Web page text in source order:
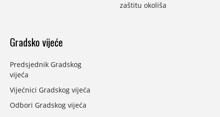
zaštitu okoliša
Gradsko vijeće
Predsjednik Gradskog
vijeća
Vijećnici Gradskog vijeća
Odbori Gradskog vijeća